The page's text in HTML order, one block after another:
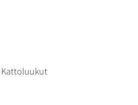
Kattoluukut